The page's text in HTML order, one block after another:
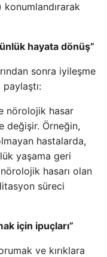
konumlandırarak
hayata dönüş”
sonra iyileşme
nörolojik hasar
değişir. Örneğin,
hastalarda,
yaşama geri
hasarı olan
süreci
için ipuçları”
ve kırıklara